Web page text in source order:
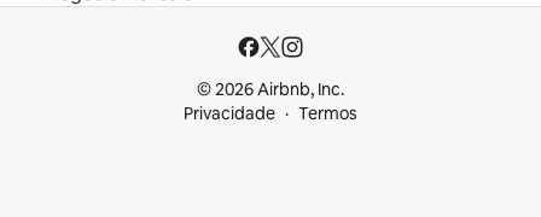
© 2026 Airbnb, Inc.
Privacidade
Termos